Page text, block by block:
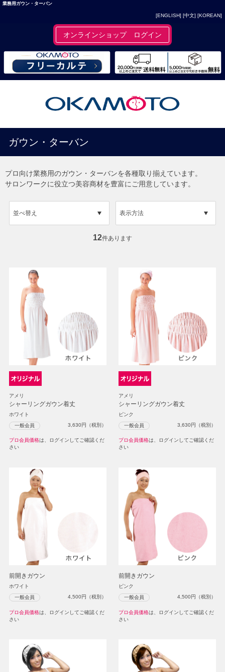
業務用ガウン・ターバン
[ENGLISH] [中文] [KOREAN]
オンラインショップ ログイン
ガウン・ターバン
プロ向け業務用のガウン・ターバンを各種取り揃えています。
サロンワークに役立つ美容商材を豊富にご用意しています。
表示方法
並べ替え
12件あります
アメリ
シャーリングガウン着丈
ホワイト
一般会員 3,630円（税別）
プロ会員価格は、ログインしてご確認くだ
さい
アメリ
シャーリングガウン着丈
ピンク
一般会員 3,630円（税別）
プロ会員価格は、ログインしてご確認くだ
さい
前開きガウン
ホワイト
一般会員 4,500円（税別）
プロ会員価格は、ログインしてご確認くだ
さい
前開きガウン
ピンク
一般会員 4,500円（税別）
プロ会員価格は、ログインしてご確認くだ
さい